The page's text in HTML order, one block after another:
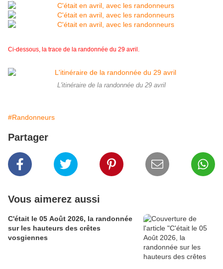
Ci-dessous, la trace de la randonnée du 29 avril.
L'itinéraire de la randonnée du 29 avril
#Randonneurs
Partager
Vous aimerez aussi
C'était le 05 Août 2026, la randonnée
sur les hauteurs des crêtes
vosgiennes